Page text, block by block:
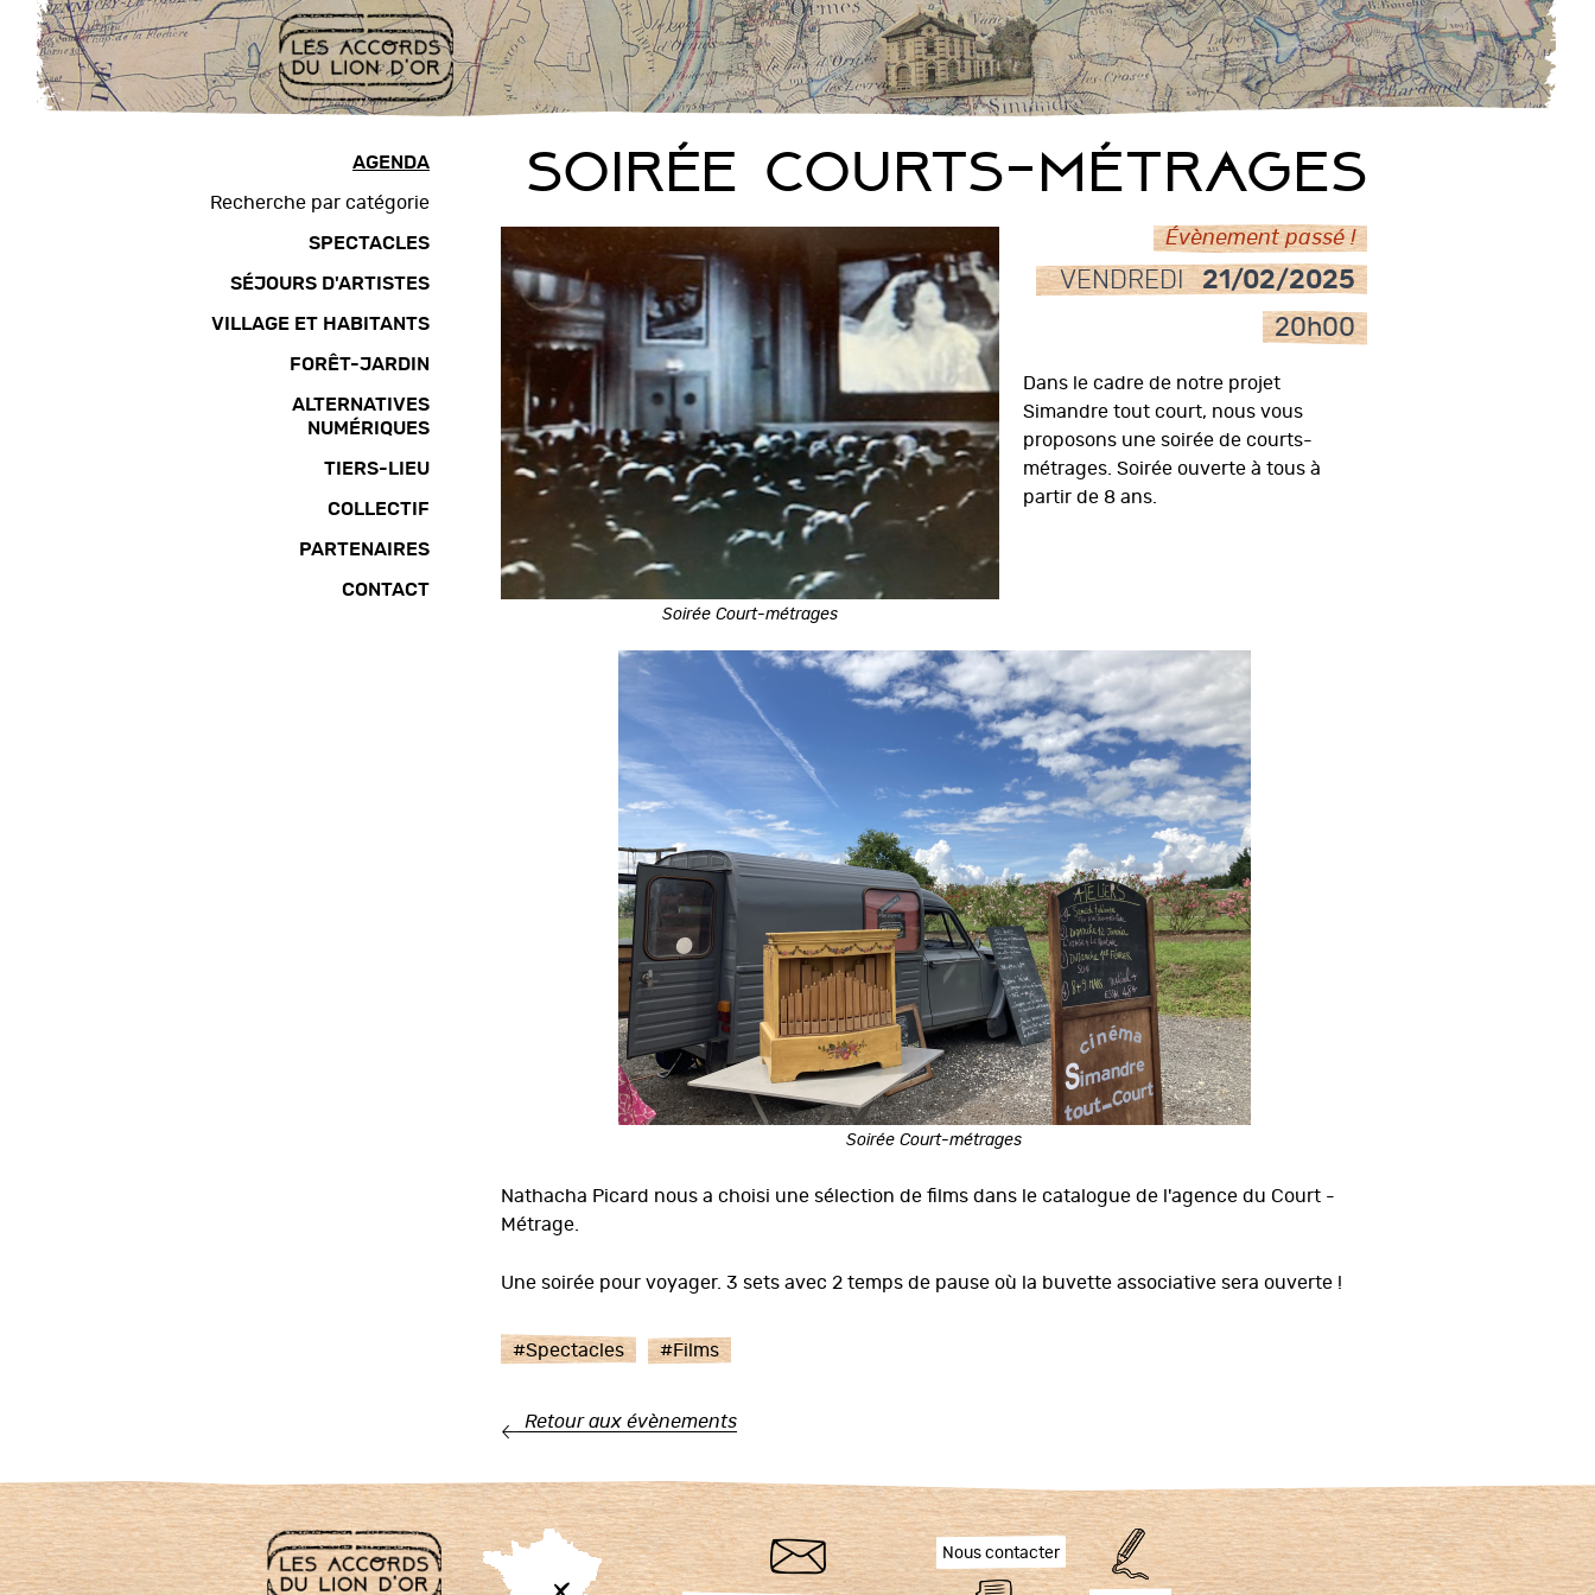
Aller
contenu
Plan
AGENDA
Recherche par catégorie
SPECTACLES
SÉJOURS D'ARTISTES
VILLAGE ET HABITANTS
FORÊT-JARDIN
ALTERNATIVES
NUMÉRIQUES
TIERS-LIEU
COLLECTIF
PARTENAIRES
CONTACT
Soirée Courts-métrages
Soirée Court-métrages
Évènement passé !
VENDREDI
21/02/2025
20h00
Dans le cadre de notre projet
Simandre tout court, nous vous
proposons une soirée de courts-
métrages. Soirée ouverte à tous à
partir de 8 ans.
Soirée Court-métrages
Nathacha Picard nous a choisi une sélection de films dans le catalogue de l'agence du Court -
Métrage.
Une soirée pour voyager. 3 sets avec 2 temps de pause où la buvette associative sera ouverte !
#Spectacles #Films
Retour aux évènements
Nous contacter